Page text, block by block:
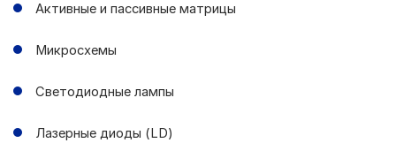
Активные и пассивные матрицы
Микросхемы
Светодиодные лампы
Лазерные диоды (LD)